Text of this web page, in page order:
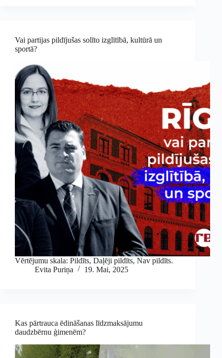
Vai partijas pildījušas solīto izglītībā, kultūrā un
sportā?
Vērtējumu skala: Pildīts, Daļēji pildīts, Nav pildīts.
Evita Puriņa
19. Mai, 2025
Kas pārtrauca ēdināšanas līdzmaksājumu
daudzbērnu ģimenēm?